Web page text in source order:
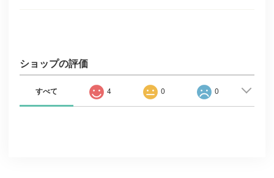
ショップの評価
すべて 4 0 0